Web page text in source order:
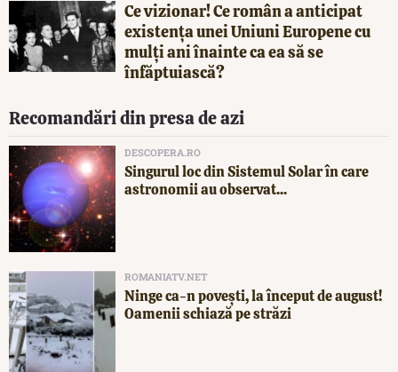
Ce vizionar! Ce român a anticipat
existența unei Uniuni Europene cu
mulți ani înainte ca ea să se
înfăptuiască?
Recomandări din presa de azi
DESCOPERA.RO
Singurul loc din Sistemul Solar în care
astronomii au observat...
ROMANIATV.NET
Ninge ca-n povești, la început de august!
Oamenii schiază pe străzi